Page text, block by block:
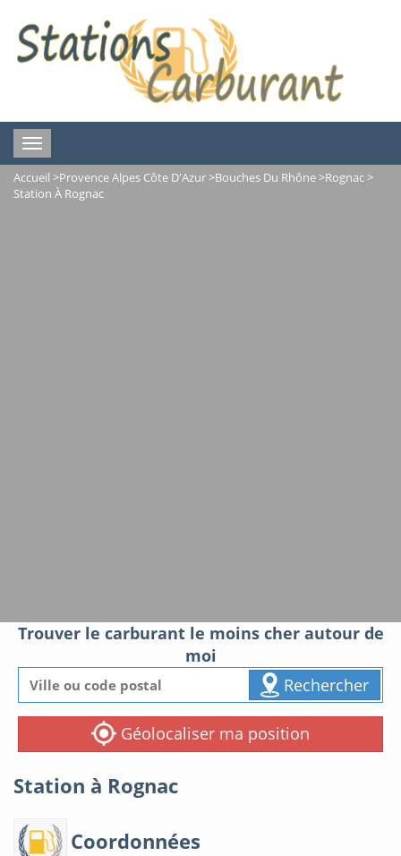
Toggle
navigation
Accueil >Provence Alpes Côte D'Azur>Bouches Du Rhône>Rognac>
Station À Rognac
Trouver le carburant le moins cher autour de
moi
Rechercher
Géolocaliser ma position
Station à Rognac
Coordonnées